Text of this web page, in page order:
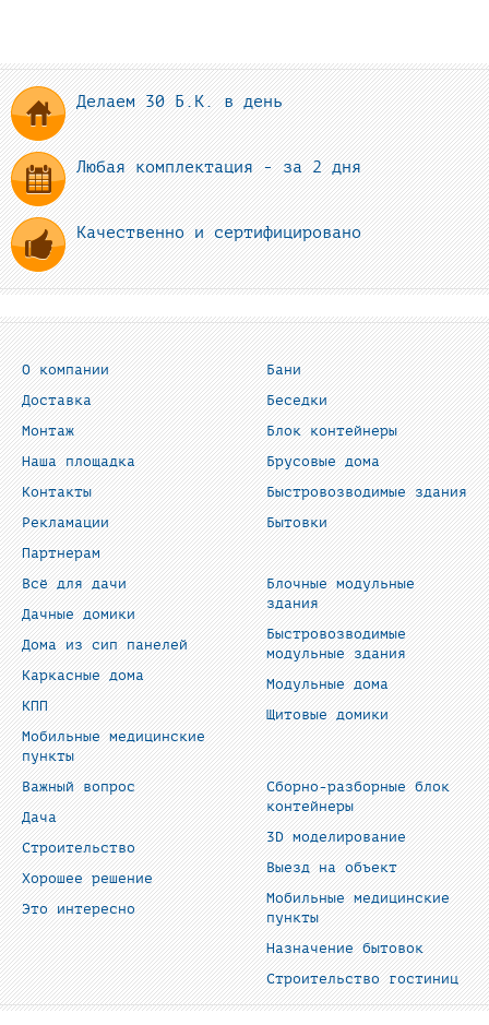
Делаем 30 Б.К. в день
Любая комплектация - за 2 дня
Качественно и сертифицировано
О компании
Доставка
Монтаж
Наша площадка
Контакты
Рекламации
Партнерам
Бани
Беседки
Блок контейнеры
Брусовые дома
Быстровозводимые здания
Бытовки
Всё для дачи
Дачные домики
Дома из сип панелей
Каркасные дома
КПП
Мобильные медицинские
пункты
Блочные модульные
здания
Быстровозводимые
модульные здания
Модульные дома
Щитовые домики
Важный вопрос
Дача
Строительство
Хорошее решение
Это интересно
Сборно-разборные блок
контейнеры
3D моделирование
Выезд на объект
Мобильные медицинские
пункты
Назначение бытовок
Строительство гостиниц